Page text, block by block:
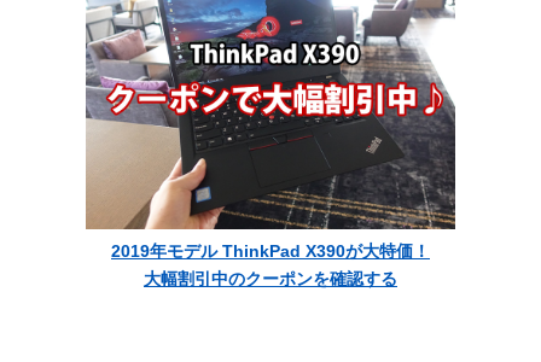
2019年モデル ThinkPad X390が大特価！
大幅割引中のクーポンを確認する